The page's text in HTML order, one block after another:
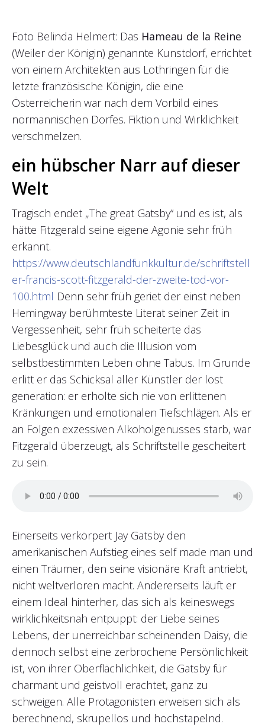
Foto Belinda Helmert: Das Hameau de la Reine
(Weiler der Königin) genannte Kunstdorf, errichtet
von einem Architekten aus Lothringen für die
letzte französische Königin, die eine
Österreicherin war nach dem Vorbild eines
normannischen Dorfes. Fiktion und Wirklichkeit
verschmelzen.
ein hübscher Narr auf dieser
Welt
Tragisch endet „The great Gatsby“ und es ist, als
hätte Fitzgerald seine eigene Agonie sehr früh
erkannt.
https://www.deutschlandfunkkultur.de/schriftstell
er-francis-scott-fitzgerald-der-zweite-tod-vor-
100.html Denn sehr früh geriet der einst neben
Hemingway berühmteste Literat seiner Zeit in
Vergessenheit, sehr früh scheiterte das
Liebesglück und auch die Illusion vom
selbstbestimmten Leben ohne Tabus. Im Grunde
erlitt er das Schicksal aller Künstler der lost
generation: er erholte sich nie von erlittenen
Kränkungen und emotionalen Tiefschlägen. Als er
an Folgen exzessiven Alkoholgenusses starb, war
Fitzgerald überzeugt, als Schriftstelle gescheitert
zu sein.
Einerseits verkörpert Jay Gatsby den
amerikanischen Aufstieg eines self made man und
einen Träumer, den seine visionäre Kraft antriebt,
nicht weltverloren macht. Andererseits läuft er
einem Ideal hinterher, das sich als keineswegs
wirklichkeitsnah entpuppt: der Liebe seines
Lebens, der unerreichbar scheinenden Daisy, die
dennoch selbst eine zerbrochene Persönlichkeit
ist, von ihrer Oberflächlichkeit, die Gatsby für
charmant und geistvoll erachtet, ganz zu
schweigen. Alle Protagonisten erweisen sich als
berechnend, skrupellos und hochstapelnd.